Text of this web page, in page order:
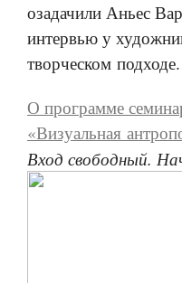
озадачили Аньес
интервью у
творческом подходе.
О программе
«Визуальная
Вход свободный.